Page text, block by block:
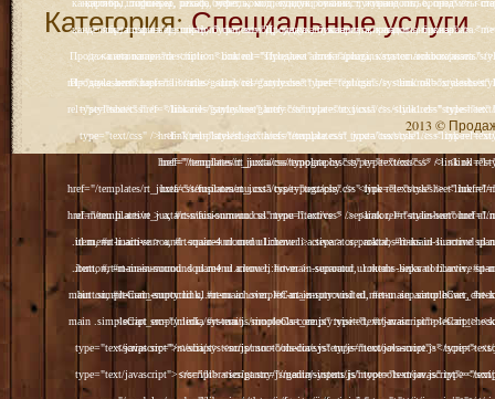
Категория:Специальные услуги
2013 ©